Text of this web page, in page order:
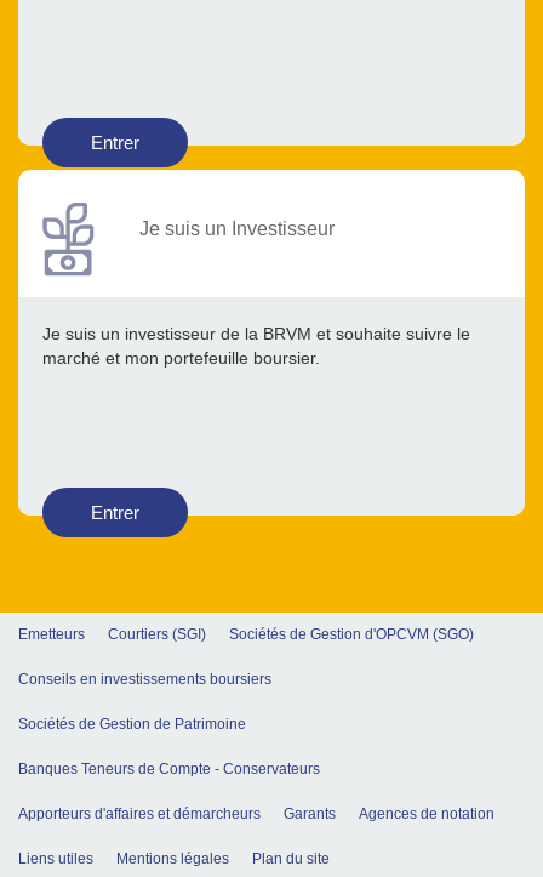
Entrer
Je suis un Investisseur
Je suis un investisseur de la BRVM et souhaite suivre le
marché et mon portefeuille boursier.
Entrer
Emetteurs Courtiers (SGI) Sociétés de Gestion d'OPCVM (SGO)
Conseils en investissements boursiers
Sociétés de Gestion de Patrimoine
Banques Teneurs de Compte - Conservateurs
Apporteurs d'affaires et démarcheurs Garants Agences de notation
Liens utiles Mentions légales Plan du site